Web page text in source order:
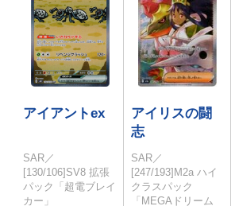
アイアントex
SAR／
[130/106]SV8 拡張
パック「超電ブレイ
カー」
アイリスの闘
志
SAR／
[247/193]M2a ハイ
クラスパック
「MEGAドリーム
ＯＮＥＰＩＥＣＥカードゲーム